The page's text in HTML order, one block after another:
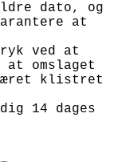
dato, og
at
ved at
omslaget
klistret
14 dages